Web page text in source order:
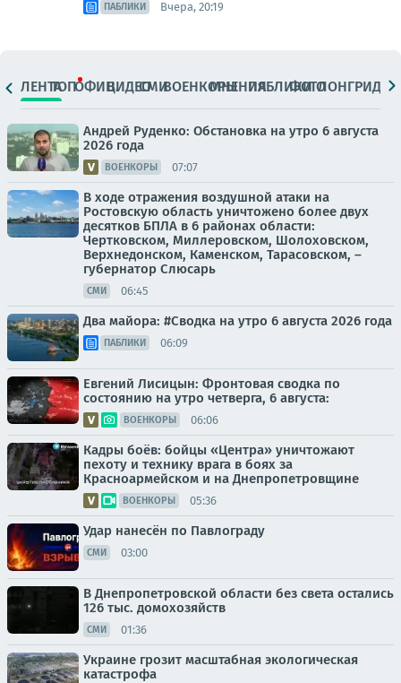
ПАБЛИКИ Вчера, 20:19
ЛЕНТАТОПОФИЦ.ВИДЕОСМИВОЕНКОРЫМНЕНИЯПАБЛИКИ
ФОТОЛОНГРИДЫ
Андрей Руденко: Обстановка на утро 6 августа
2026 года
ВОЕНКОРЫ 07:07
В ходе отражения воздушной атаки на
Ростовскую область уничтожено более двух
десятков БПЛА в 6 районах области:
Чертковском, Миллеровском, Шолоховском,
Верхнедонском, Каменском, Тарасовском, –
губернатор Слюсарь
СМИ 06:45
Два майора: #Сводка на утро 6 августа 2026 года
ПАБЛИКИ 06:09
Евгений Лисицын: Фронтовая сводка по
состоянию на утро четверга, 6 августа:
ВОЕНКОРЫ 06:06
Кадры боёв: бойцы «Центра» уничтожают
пехоту и технику врага в боях за
Красноармейском и на Днепропетровщине
ВОЕНКОРЫ 05:36
Удар нанесён по Павлограду
СМИ 03:00
В Днепропетровской области без света остались
126 тыс. домохозяйств
СМИ 01:36
Украине грозит масштабная экологическая
катастрофа